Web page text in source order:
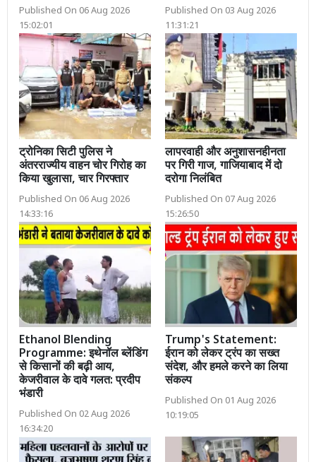
Published On 06 Aug 2026
15:02:01
Published On 03 Aug 2026
11:31:21
ट्रोनिका सिटी पुलिस ने
अंतरराज्यीय वाहन चोर गिरोह का
किया खुलासा, चार गिरफ्तार
Published On 06 Aug 2026
14:33:16
लापरवाही और अनुशासनहीनता
पर गिरी गाज, गाजियाबाद में दो
दरोगा निलंबित
Published On 07 Aug 2026
15:26:50
Ethanol Blending
Programme: इथेनॉल ब्लेंडिंग
से किसानों की बढ़ी आय,
केजरीवाल के दावे गलत: प्रदीप
भंडारी
Published On 02 Aug 2026
16:34:20
Trump's Statement:
ईरान को लेकर ट्रंप का सख्त
संदेश, और हमले करने का लिया
संकल्प
Published On 01 Aug 2026
10:19:05